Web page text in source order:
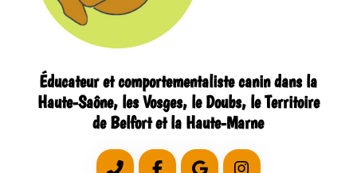
Éducateur et comportementaliste canin dans la
Haute-Saône, les Vosges, le Doubs, le Territoire
de Belfort et la Haute-Marne